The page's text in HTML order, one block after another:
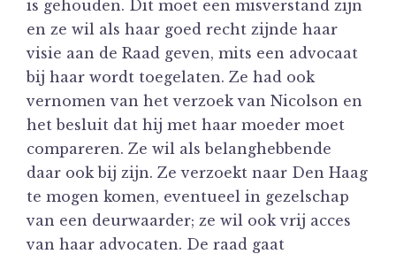
is gehouden. Dit moet een misverstand zijn
en ze wil als haar goed recht zijnde haar
visie aan de Raad geven, mits een advocaat
bij haar wordt toegelaten. Ze had ook
vernomen van het verzoek van Nicolson en
het besluit dat hij met haar moeder moet
compareren. Ze wil als belanghebbende
daar ook bij zijn. Ze verzoekt naar Den Haag
te mogen komen, eventueel in gezelschap
van een deurwaarder; ze wil ook vrij acces
van haar advocaten. De raad gaat